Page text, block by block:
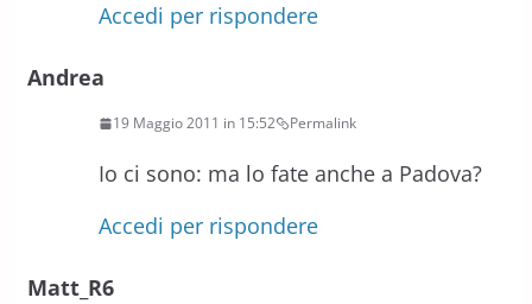
Accedi per rispondere
Andrea
19 Maggio 2011 in 15:52 Permalink
Io ci sono: ma lo fate anche a Padova?
Accedi per rispondere
Matt_R6